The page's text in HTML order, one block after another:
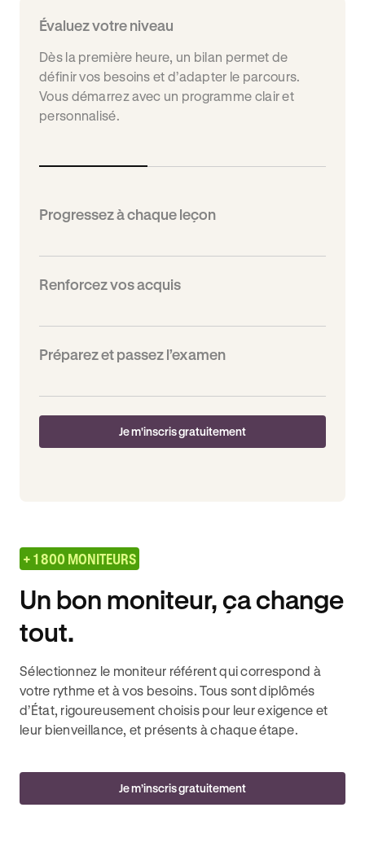
Évaluez votre niveau
Dès la première heure, un bilan permet de
définir vos besoins et d’adapter le parcours.
Vous démarrez avec un programme clair et
personnalisé.
Progressez à chaque leçon
Renforcez vos acquis
Préparez et passez l’examen
Je m'inscris gratuitement
+ 1 800 MONITEURS
Un bon moniteur, ça change
tout.
Sélectionnez le moniteur référent qui correspond à
votre rythme et à vos besoins. Tous sont diplômés
d’État, rigoureusement choisis pour leur exigence et
leur bienveillance, et présents à chaque étape.
Je m’inscris gratuitement